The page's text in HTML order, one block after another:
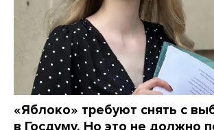
«Яблоко» требуют снять с